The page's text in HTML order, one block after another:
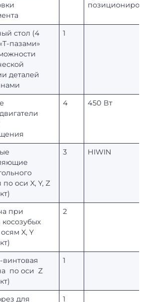
стол (4
пазами»
деталей
1
4 450 Вт
оси X, Y, Z
3 HIWIN
при
X, Y
2
по оси Z
1
для 1